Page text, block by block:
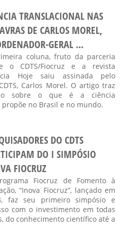
TRANSLACIONAL NAS
DE CARLOS MOREL,
GERAL ...
coluna, fruto da parceria
o CDTS/Fiocruz e a revista
Hoje saiu assinada pelo
Carlos Morel. O artigo traz
sobre o que é a ciência
no Brasil e no mundo.
DO CDTS
DO I SIMPÓSIO
FIOCRUZ
Fiocruz de Fomento à
“Inova Fiocruz”, lançado em
faz seu primeiro simpósio e
com o investimento em todas
do conhecimento científico até a